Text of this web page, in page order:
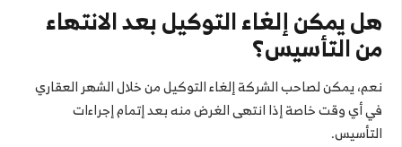
هل يمكن إلغاء التوكيل بعد الانتهاء
من التأسيس؟
نعم، يمكن لصاحب الشركة إلغاء التوكيل من خلال الشهر العقاري
في أي وقت خاصة إذا انتهى الغرض منه بعد إتمام إجراءات
التأسيس.